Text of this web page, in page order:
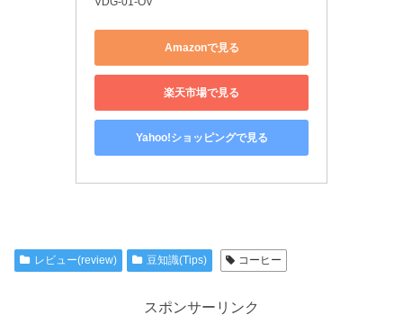
Amazonで見る
楽天市場で見る
Yahoo!ショッピングで見る
レビュー(review) 豆知識(Tips) コーヒー
スポンサーリンク